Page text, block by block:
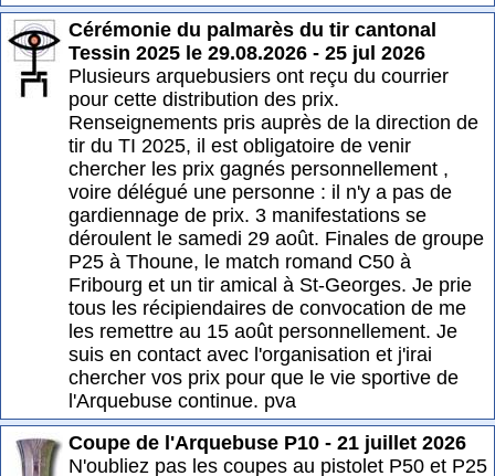
Cérémonie du palmarès du tir cantonal
Tessin 2025 le 29.08.2026 - 25 jul 2026
Plusieurs arquebusiers ont reçu du courrier
pour cette distribution des prix.
Renseignements pris auprès de la direction de
tir du TI 2025, il est obligatoire de venir
chercher les prix gagnés personnellement ,
voire délégué une personne : il n'y a pas de
gardiennage de prix. 3 manifestations se
déroulent le samedi 29 août. Finales de groupe
P25 à Thoune, le match romand C50 à
Fribourg et un tir amical à St-Georges. Je prie
tous les récipiendaires de convocation de me
les remettre au 15 août personnellement. Je
suis en contact avec l'organisation et j'irai
chercher vos prix pour que le vie sportive de
l'Arquebuse continue. pva
Coupe de l'Arquebuse P10 - 21 juillet 2026
N'oubliez pas les coupes au pistolet P50 et P25